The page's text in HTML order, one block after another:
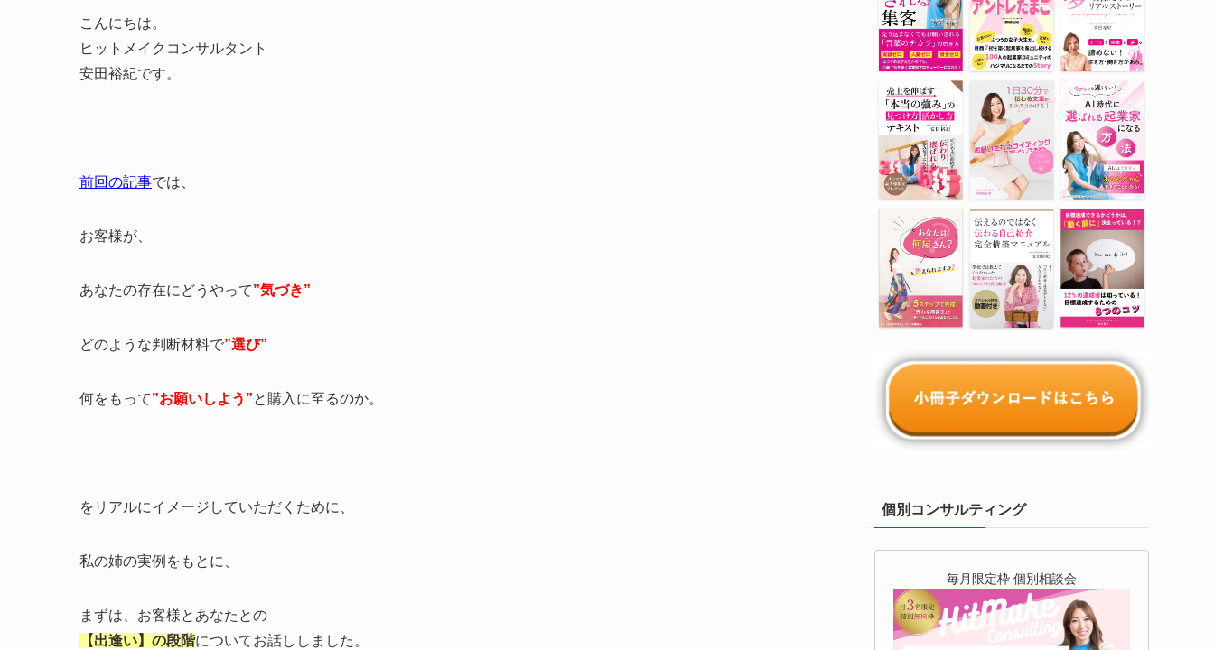
こんにちは。
ヒットメイクコンサルタント
安田裕紀です。
前回の記事では、
お客様が、
あなたの存在にどうやって”気づき”
どのような判断材料で”選び”
何をもって”お願いしよう”と購入に至るのか。
をリアルにイメージしていただくために、
私の姉の実例をもとに、
まずは、お客様とあなたとの
【出逢い】の段階についてお話ししました。
個別コンサルティング
毎月限定枠 個別相談会